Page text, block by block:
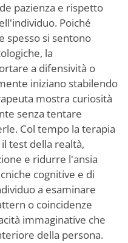
pazienza e rispetto
Poiché
spesso si sentono
la
a difensività o
iniziano stabilendo
mostra curiosità
senza tentare
Col tempo la terapia
test della realtà,
e ridurre l'ansia
cognitive e di
a esaminare
o coincidenze
immaginative che
della persona.